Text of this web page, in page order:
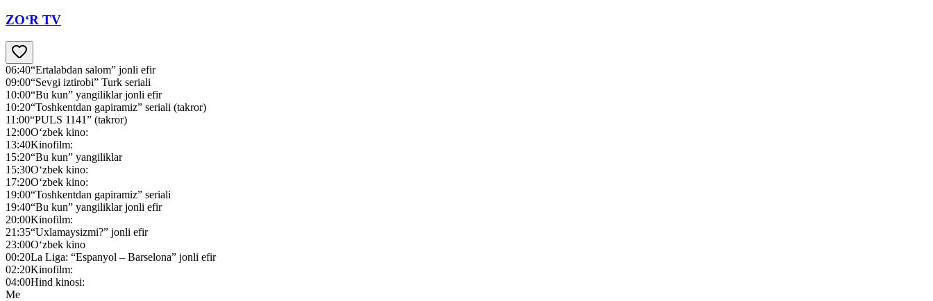
ZO‘R TV
06:40“Ertalabdan salom” jonli efir
09:00“Sevgi iztirobi” Turk seriali
10:00“Bu kun” yangiliklar jonli efir
10:20“Toshkentdan gapiramiz” seriali (takror)
11:00“PULS 1141” (takror)
12:00O‘zbek kino:
13:40Kinofilm:
15:20“Bu kun” yangiliklar
15:30O‘zbek kino:
17:20O‘zbek kino:
19:00“Toshkentdan gapiramiz” seriali
19:40“Bu kun” yangiliklar jonli efir
20:00Kinofilm:
21:35“Uxlamaysizmi?” jonli efir
23:00O‘zbek kino
00:20La Liga: “Espanyol – Barselona” jonli efir
02:20Kinofilm:
04:00Hind kinosi:
Me